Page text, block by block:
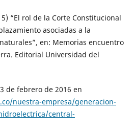
“El rol de la Corte Constitucional
asociadas a la
en: Memorias encuentro
Editorial Universidad del
de febrero de 2016 en
nuestra-empresa/generacion-
central-